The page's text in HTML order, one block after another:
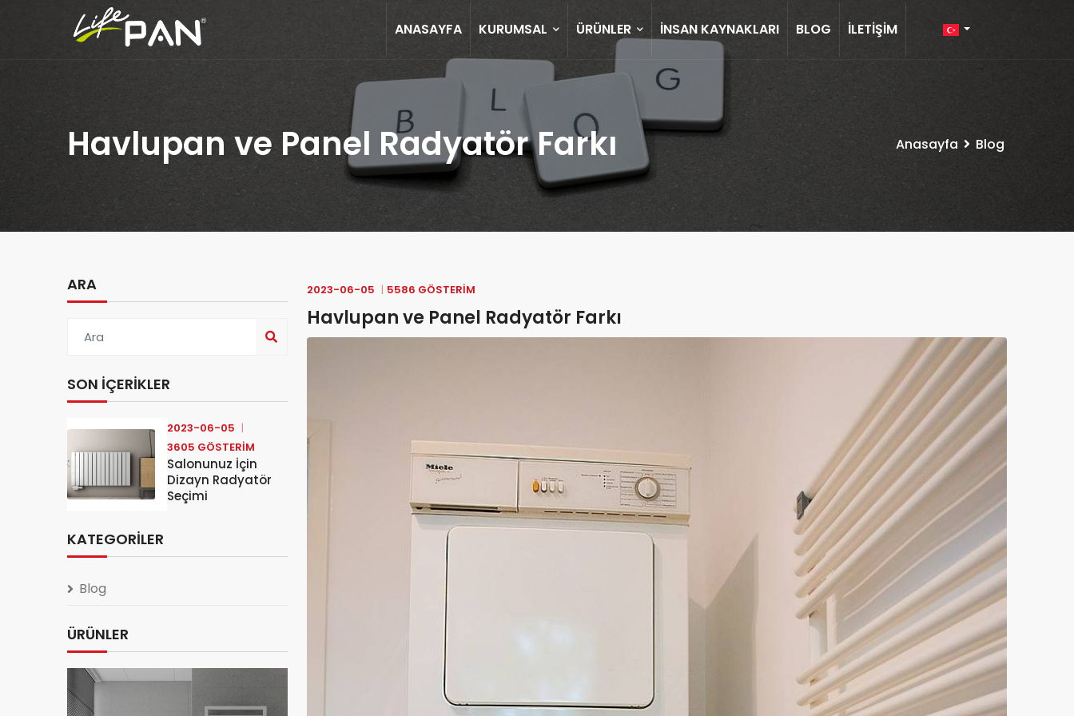
ANASAYFA KURUMSAL ÜRÜNLER İNSAN KAYNAKLARI BLOG İLETIŞIM
Havlupan ve Panel Radyatör Farkı Anasayfa Blog
ARA
SON İÇERIKLER
2023-06-05
3605 GÖSTERIM
Salonunuz İçin
Dizayn Radyatör
Seçimi
KATEGORILER
Blog
ÜRÜNLER
2023-06-05 5586 GÖSTERIM
Havlupan ve Panel Radyatör Farkı